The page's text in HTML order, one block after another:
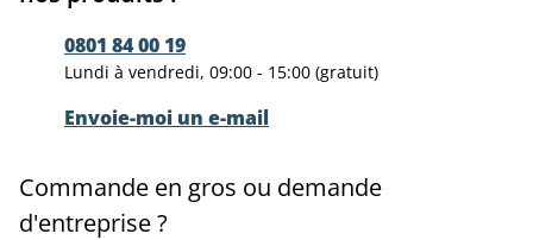
0801 84 00 19
Lundi à vendredi, 09:00 - 15:00 (gratuit)
Envoie-moi un e-mail
Commande en gros ou demande
d'entreprise ?